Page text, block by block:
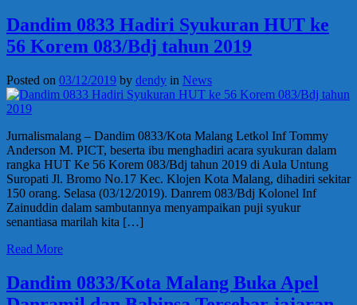
Dandim 0833 Hadiri Syukuran HUT ke
56 Korem 083/Bdj tahun 2019
Posted on 03/12/2019 by dendy in News
Jurnalismalang – Dandim 0833/Kota Malang Letkol Inf Tommy
Anderson M. PICT, beserta ibu menghadiri acara syukuran dalam
rangka HUT Ke 56 Korem 083/Bdj tahun 2019 di Aula Untung
Suropati Jl. Bromo No.17 Kec. Klojen Kota Malang, dihadiri sekitar
150 orang. Selasa (03/12/2019). Danrem 083/Bdj Kolonel Inf
Zainuddin dalam sambutannya menyampaikan puji syukur
senantiasa marilah kita […]
Read More
Dandim 0833/Kota Malang Buka Apel